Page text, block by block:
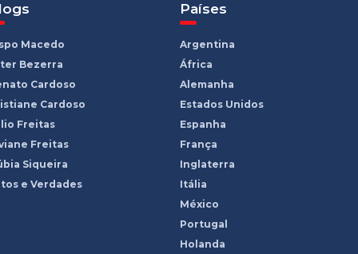
Macedo
Bezerra
Cardoso
Cardoso
Freitas
Freitas
Siqueira
e Verdades
Países
Argentina
África
Alemanha
Estados Unidos
Espanha
França
Inglaterra
Itália
México
Portugal
Holanda